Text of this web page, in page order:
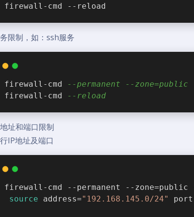
firewall-cmd --reload
限制，如：ssh服务
firewall-cmd
--permanent --zone=public
firewall-cmd
--reload
址和端口限制
IP地址及端口
firewall-cmd --permanent --
source address="192.168.145.0/24"